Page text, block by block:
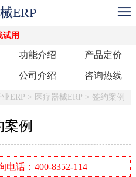
试用
ERP
功能介绍 产品定价
公司介绍 咨询热线
ERP > 医疗器械ERP > 签约案例
案例
电话：400-8352-114